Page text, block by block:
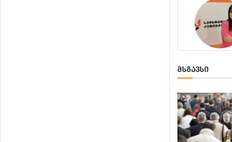
ᲛᲡᲒᲐᲕᲡᲘ